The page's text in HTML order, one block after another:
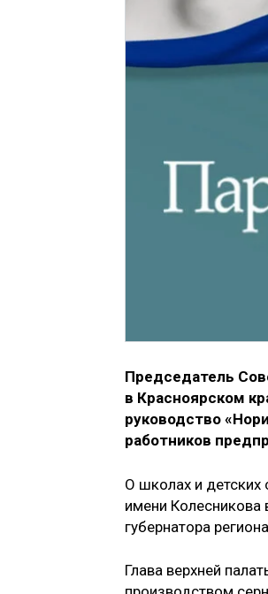
Председатель
в Красноярском
руководство
работников
О школах и детских
имени Колесникова
губернатора
Глава верхней